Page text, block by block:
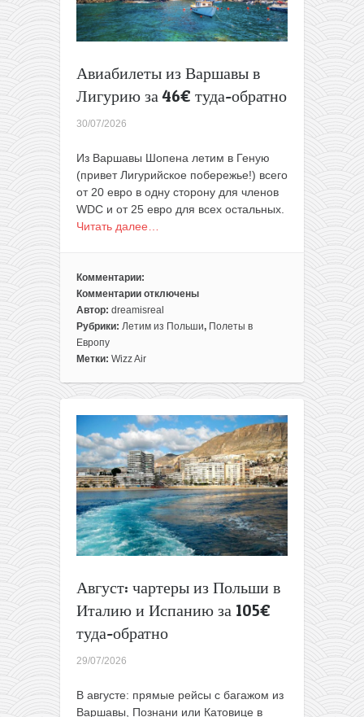
туда-
обратно
Авиабилеты из Варшавы в
Лигурию за 46€ туда-обратно
30/07/2026
Из Варшавы Шопена летим в Геную
(привет Лигурийское побережье!) всего
от 20 евро в одну сторону для членов
WDС и от 25 евро для всех остальных.
Читать далее…
Комментарии:
Комментарии
к
записи
Авиабилеты
из
46€
туда-
обратно
отключены
Автор: dreamisreal
Рубрики: Летим из Польши, Полеты в
Европу
Метки: Wizz Air
Август: чартеры из Польши в
Италию и Испанию за 105€
туда-обратно
29/07/2026
В августе: прямые рейсы с багажом из
Варшавы, Познани или Катовице в